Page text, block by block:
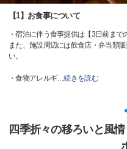
【1】お食事について
・宿泊に伴う食事提供は【3日前まで
また、施設周辺には飲食店・弁当類
い。
・食物アレルギ…続きを読む
四季折々の移ろいと風